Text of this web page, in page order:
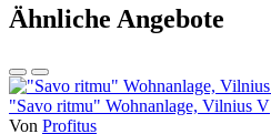
Ähnliche Angebote
"Savo ritmu" Wohnanlage, Vilnius V
Von Profitus